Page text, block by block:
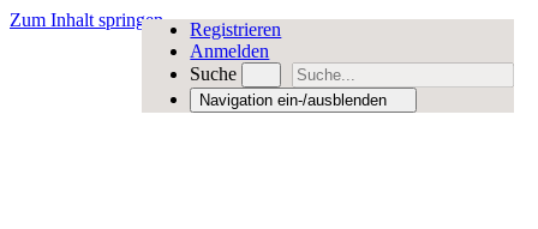
Zum Inhalt springen
Registrieren
Anmelden
Suche
Navigation ein-/ausblenden